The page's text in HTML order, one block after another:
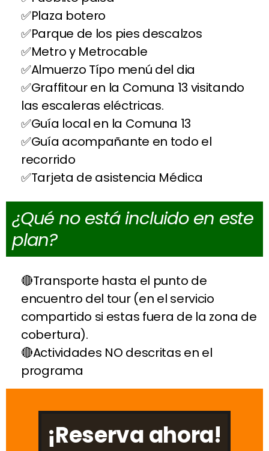
Plaza botero
Parque de los pies descalzos
Metro y Metrocable
Almuerzo Típo menú del dia
Graffitour en la Comuna 13 visitando
las escaleras eléctricas.
Guía local en la Comuna 13
Guía acompañante en todo el
recorrido
Tarjeta de asistencia Médica
¿Qué no está incluido en este
plan?
Transporte hasta el punto de
encuentro del tour (en el servicio
compartido si estas fuera de la zona de
cobertura).
Actividades NO descritas en el
programa
¡Reserva ahora!